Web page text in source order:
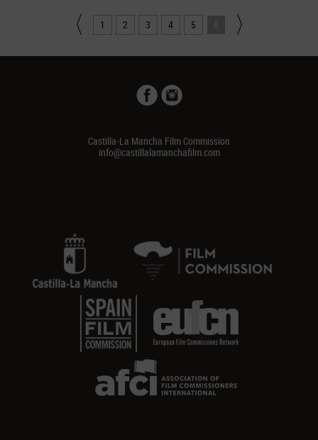
1 2 3 4 5 6
Castilla-La Mancha Film Commission
info@castillalamanchafilm.com